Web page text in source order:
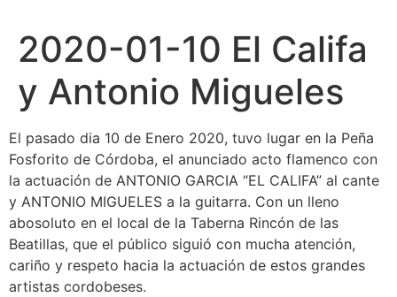
2020-01-10 El Califa
y Antonio Migueles
El pasado dia 10 de Enero 2020, tuvo lugar en la Peña
Fosforito de Córdoba, el anunciado acto flamenco con
la actuación de ANTONIO GARCIA “EL CALIFA” al cante
y ANTONIO MIGUELES a la guitarra. Con un lleno
abosoluto en el local de la Taberna Rincón de las
Beatillas, que el público siguió con mucha atención,
cariño y respeto hacia la actuación de estos grandes
artistas cordobeses.